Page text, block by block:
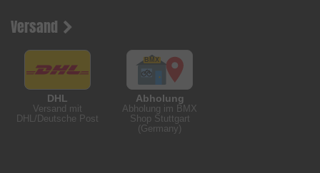
Versand
DHL
Versand mit
DHL/Deutsche Post
Abholung
Abholung im BMX
Shop Stuttgart
(Germany)